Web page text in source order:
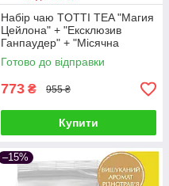
Набір чаю TOTTI TEA "Магия
Цейлона" + "Ексклюзив
Ганпаудер" + "Місячна
Соната" + "Королівський сад"
Готово до відправки
773 ₴ 955 ₴
Купити
–15%